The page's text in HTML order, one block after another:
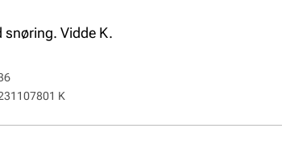
snøring. Vidde K.
K